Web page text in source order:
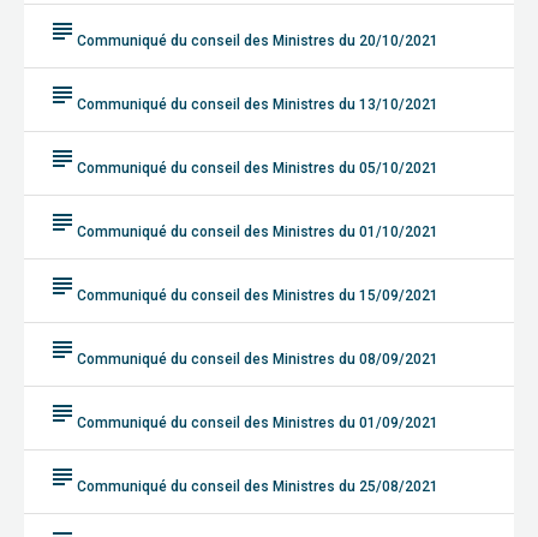
subject Communiqué du conseil des Ministres du 20/10/2021
subject Communiqué du conseil des Ministres du 13/10/2021
subject Communiqué du conseil des Ministres du 05/10/2021
subject Communiqué du conseil des Ministres du 01/10/2021
subject Communiqué du conseil des Ministres du 15/09/2021
subject Communiqué du conseil des Ministres du 08/09/2021
subject Communiqué du conseil des Ministres du 01/09/2021
subject Communiqué du conseil des Ministres du 25/08/2021